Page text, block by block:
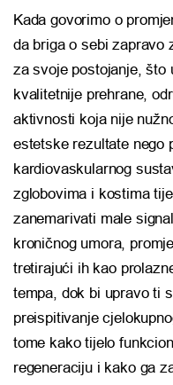
Kada govorimo o
da briga o sebi zapravo
za svoje postojanje, što
kvalitetnije prehrane,
aktivnosti koja nije
estetske rezultate nego
kardiovaskularnog
zglobovima i kostima
zanemarivati male
kroničnog umora,
tretirajući ih kao
tempa, dok bi upravo ti
preispitivanje
tome kako tijelo
regeneraciju i kako ga